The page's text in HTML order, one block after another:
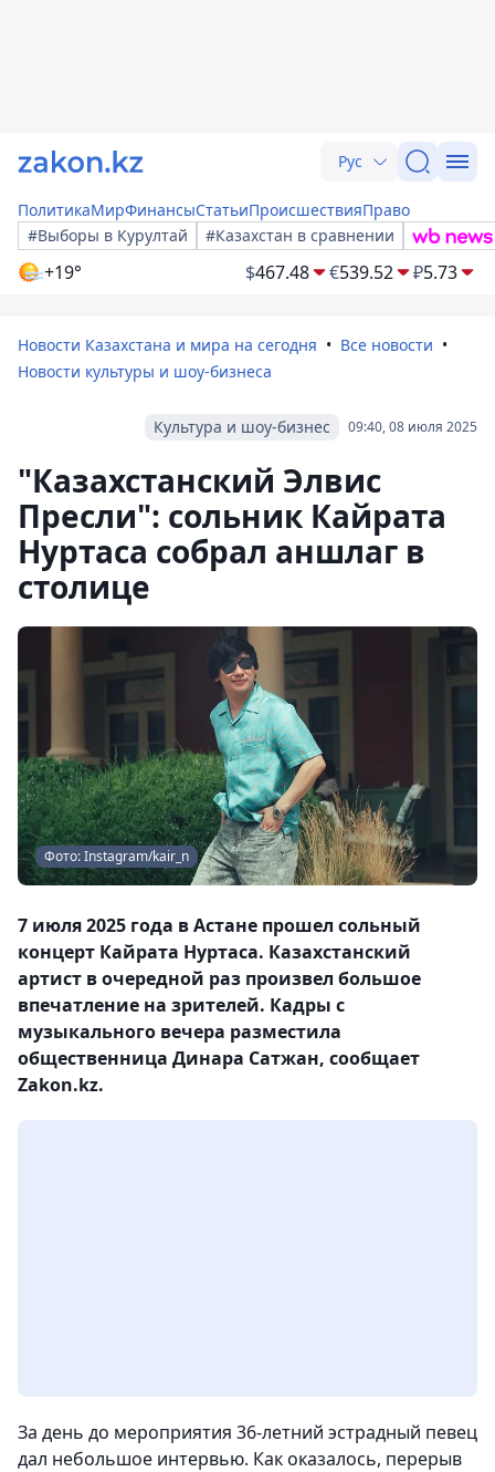
Рус
ПолитикаМирФинансыСтатьиПроисшествияПраво
#Выборы в Курултай
#Казахстан в сравнении
+19° $467.48 €539.52 ₽5.73
Новости Казахстана и мира на сегодня
Все новости
Новости культуры и шоу-бизнеса
09:40, 08 июля 2025
Культура и шоу-бизнес
"Казахстанский Элвис
Пресли": сольник Кайрата
Нуртаса собрал аншлаг в
столице
Фото: Instagram/kair_n
7 июля 2025 года в Астане прошел сольный
концерт Кайрата Нуртаса. Казахстанский
артист в очередной раз произвел большое
впечатление на зрителей. Кадры с
музыкального вечера разместила
общественница Динара Сатжан, сообщает
Zakon.kz.
За день до мероприятия 36-летний эстрадный певец
дал небольшое интервью. Как оказалось, перерыв